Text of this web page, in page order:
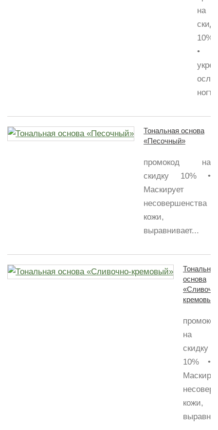
на
10%
•
Тональная основа
«Песочный»
промокод на
скидку 10% •
Маскирует
несовершенства
кожи,
выравнивает...
Тональная
основа
на
скидку
10% •
кожи,